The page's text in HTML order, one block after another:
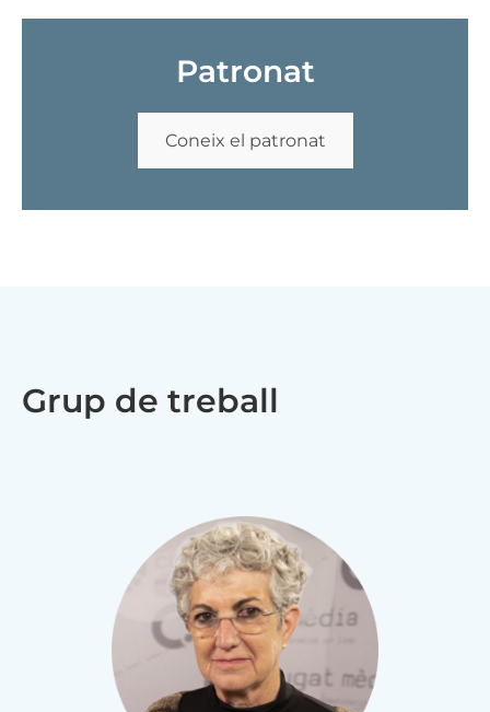
Patronat
Coneix el patronat
Grup de treball